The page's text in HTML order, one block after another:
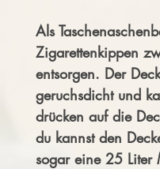
Als
Zigarettenkippen
entsorgen. Der
geruchsdicht und
drücken auf die
du kannst den
sogar eine 25 Liter